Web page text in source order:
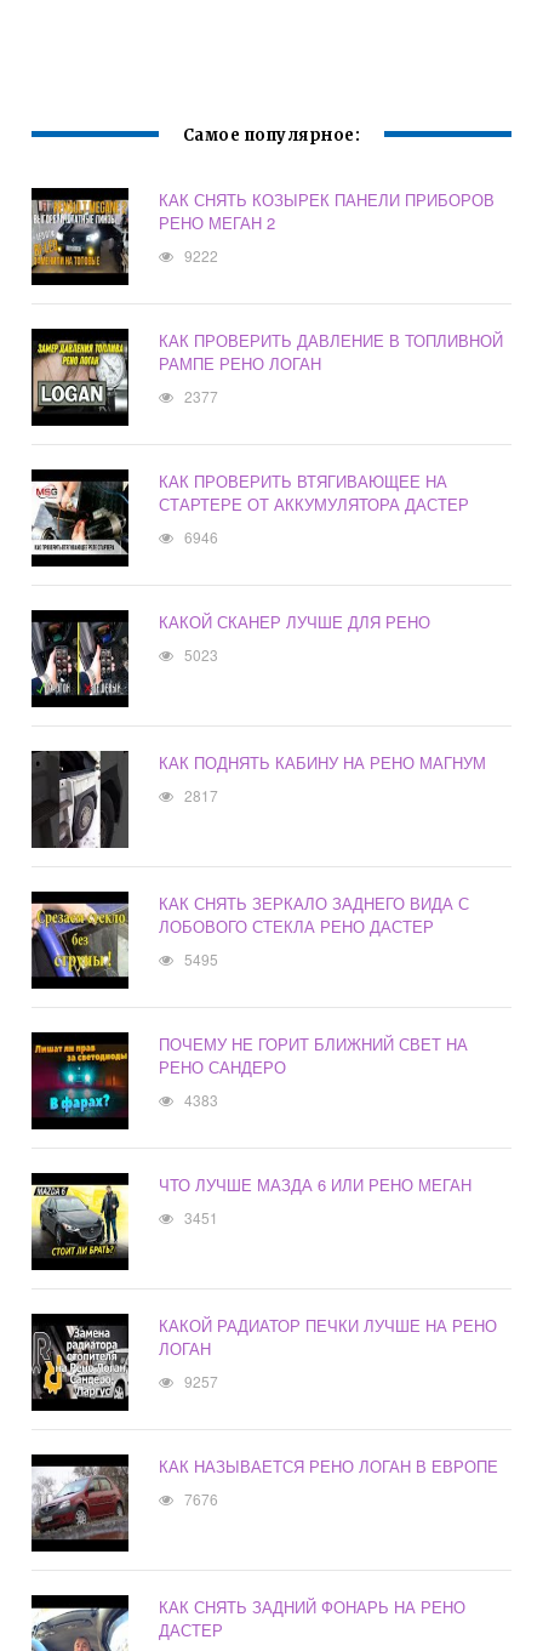
Самое популярное:
КАК СНЯТЬ КОЗЫРЕК ПАНЕЛИ ПРИБОРОВ
РЕНО МЕГАН 2
9222
КАК ПРОВЕРИТЬ ДАВЛЕНИЕ В ТОПЛИВНОЙ
РАМПЕ РЕНО ЛОГАН
2377
КАК ПРОВЕРИТЬ ВТЯГИВАЮЩЕЕ НА
СТАРТЕРЕ ОТ АККУМУЛЯТОРА ДАСТЕР
6946
КАКОЙ СКАНЕР ЛУЧШЕ ДЛЯ РЕНО
5023
КАК ПОДНЯТЬ КАБИНУ НА РЕНО МАГНУМ
2817
КАК СНЯТЬ ЗЕРКАЛО ЗАДНЕГО ВИДА С
ЛОБОВОГО СТЕКЛА РЕНО ДАСТЕР
5495
ПОЧЕМУ НЕ ГОРИТ БЛИЖНИЙ СВЕТ НА
РЕНО САНДЕРО
4383
ЧТО ЛУЧШЕ МАЗДА 6 ИЛИ РЕНО МЕГАН
3451
КАКОЙ РАДИАТОР ПЕЧКИ ЛУЧШЕ НА РЕНО
ЛОГАН
9257
КАК НАЗЫВАЕТСЯ РЕНО ЛОГАН В ЕВРОПЕ
7676
КАК СНЯТЬ ЗАДНИЙ ФОНАРЬ НА РЕНО
ДАСТЕР